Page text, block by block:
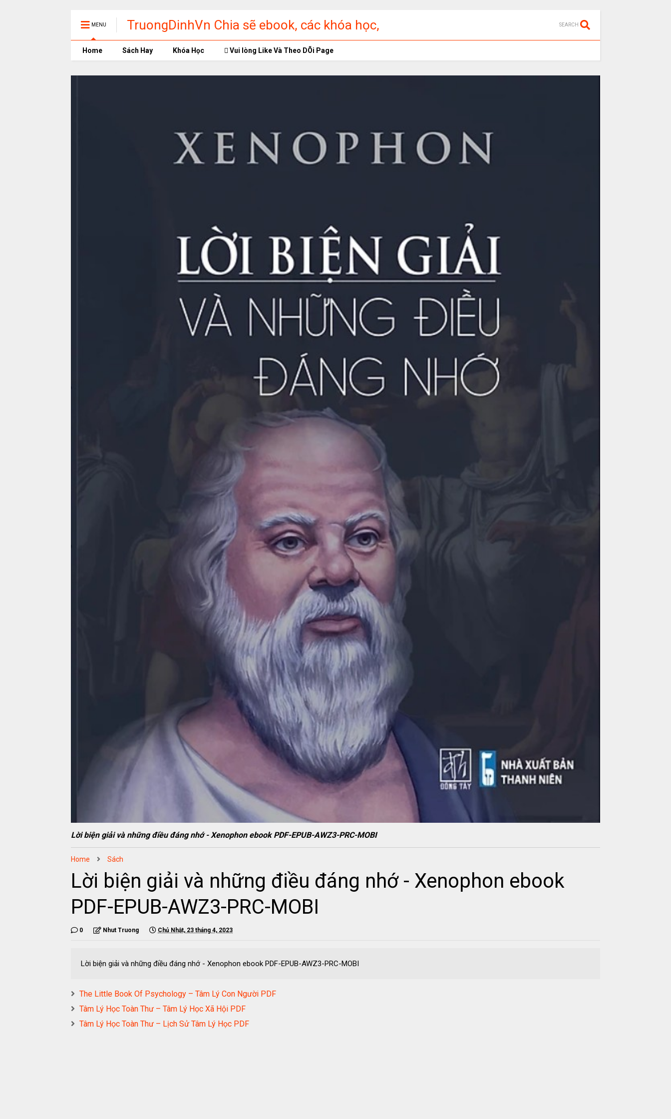
MENU
TruongDinhVn Chia sẽ ebook, các khóa học,
phần mềm học tập miễn phí
SEARCH
Home Sách Hay Khóa Học Vui lòng Like Và Theo DÕi Page
Lời biện giải và những điều đáng nhớ - Xenophon ebook PDF-EPUB-AWZ3-PRC-MOBI
Home Sách
Lời biện giải và những điều đáng nhớ - Xenophon ebook
PDF-EPUB-AWZ3-PRC-MOBI
0 Nhut Truong Chủ Nhật, 23 tháng 4, 2023
Lời biện giải và những điều đáng nhớ - Xenophon ebook PDF-EPUB-AWZ3-PRC-MOBI
The Little Book Of Psychology – Tâm Lý Con Người PDF
Tâm Lý Học Toàn Thư – Tâm Lý Học Xã Hội PDF
Tâm Lý Học Toàn Thư – Lịch Sử Tâm Lý Học PDF